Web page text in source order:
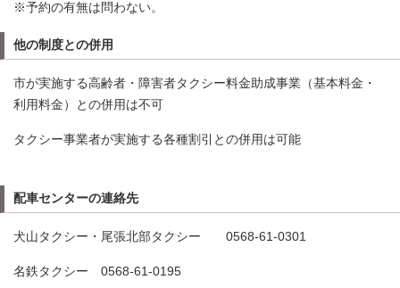
※予約の有無は問わない。
他の制度との併用
市が実施する高齢者・障害者タクシー料金助成事業（基本料金・
利用料金）との併用は不可
タクシー事業者が実施する各種割引との併用は可能
配車センターの連絡先
犬山タクシー・尾張北部タクシー 0568-61-0301
名鉄タクシー 0568-61-0195